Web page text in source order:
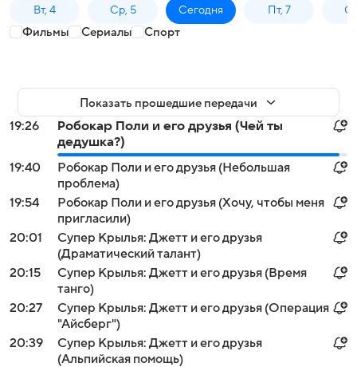
Вт, 4 Ср, 5 Сегодня Пт, 7
Фильмы Сериалы Спорт
Показать прошедшие передачи
19:26
Робокар Поли и его друзья (Чей ты
дедушка?)
19:40
Робокар Поли и его друзья (Небольшая
проблема)
19:54
Робокар Поли и его друзья (Хочу, чтобы меня
пригласили)
20:01
Супер Крылья: Джетт и его друзья
(Драматический талант)
20:15
Супер Крылья: Джетт и его друзья (Время
танго)
20:27
Супер Крылья: Джетт и его друзья (Операция
"Айсберг")
20:39
Супер Крылья: Джетт и его друзья
(Альпийская помощь)